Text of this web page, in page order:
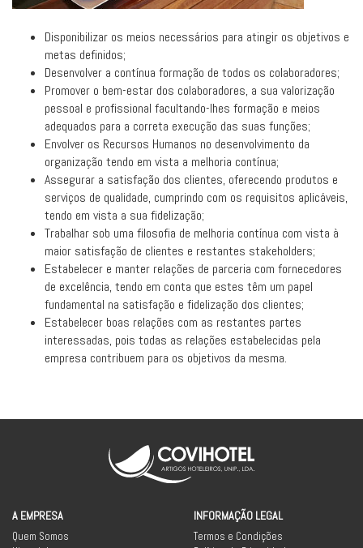
Disponibilizar os meios necessários para atingir os objetivos e
metas definidos;
Desenvolver a contínua formação de todos os colaboradores;
Promover o bem-estar dos colaboradores, a sua valorização
pessoal e profissional facultando-lhes formação e meios
adequados para a correta execução das suas funções;
Envolver os Recursos Humanos no desenvolvimento da
organização tendo em vista a melhoria contínua;
Assegurar a satisfação dos clientes, oferecendo produtos e
serviços de qualidade, cumprindo com os requisitos aplicáveis,
tendo em vista a sua fidelização;
Trabalhar sob uma filosofia de melhoria contínua com vista à
maior satisfação de clientes e restantes stakeholders;
Estabelecer e manter relações de parceria com fornecedores
de excelência, tendo em conta que estes têm um papel
fundamental na satisfação e fidelização dos clientes;
Estabelecer boas relações com as restantes partes
interessadas, pois todas as relações estabelecidas pela
empresa contribuem para os objetivos da mesma.
A EMPRESA
Quem Somos
INFORMAÇÃO LEGAL
Termos e Condições